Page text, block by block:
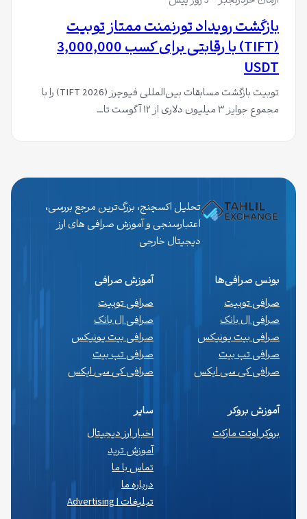
بازگشت رویداد تورنمنت ممتاز تو‌بیت
(TIFT) با رقابتی برای کسب 3,000,000
USDT
توبیت بازگشت مسابقات بین‌المللی فیوچرز (TIFT 2026) را با
مجموع جوایز ۳ میلیون دلاری از ۱۲ آگوست تا…
تحلیل اکسچنج، بزرگ‌ترین مرجع بررسی،
اعتبارسنجی و آموزش صرافی های ارز
دیجیتال خارجی
بونس صرافی‌ها
صرافی توبیت
صرافی ال بانک
صرافی بیت یونیکس
صرافی تپ بیت
صرافی کی سی ایکس
آموزش صرافی
صرافی توبیت
صرافی ال بانک
صرافی بیت یونیکس
صرافی تپ بیت
صرافی کی سی ایکس
آموزش بروکر
بروکر اوتت مارکت
سایر
اخبار ارز دیجیتال
آموزش ترید
تماس با ما
درباره ما
تبلیغات | Advertising